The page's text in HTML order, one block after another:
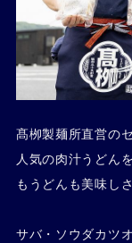
髙栁製麺所直営の
人気の肉汁うどん
もうどんも美味し
サバ・ソウダカツ